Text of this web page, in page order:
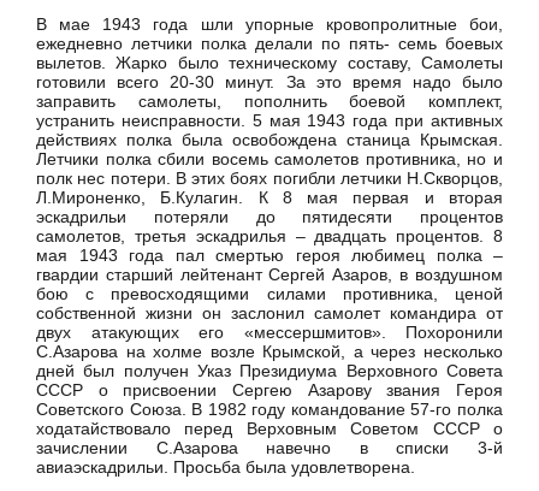
В мае 1943 года шли упорные кровопролитные бои,
ежедневно летчики полка делали по пять- семь боевых
вылетов. Жарко было техническому составу, Самолеты
готовили всего 20-30 минут. За это время надо было
заправить самолеты, пополнить боевой комплект,
устранить неисправности. 5 мая 1943 года при активных
действиях полка была освобождена станица Крымская.
Летчики полка сбили восемь самолетов противника, но и
полк нес потери. В этих боях погибли летчики Н.Скворцов,
Л.Мироненко, Б.Кулагин. К 8 мая первая и вторая
эскадрильи потеряли до пятидесяти процентов
самолетов, третья эскадрилья – двадцать процентов. 8
мая 1943 года пал смертью героя любимец полка –
гвардии старший лейтенант Сергей Азаров, в воздушном
бою с превосходящими силами противника, ценой
собственной жизни он заслонил самолет командира от
двух атакующих его «мессершмитов». Похоронили
С.Азарова на холме возле Крымской, а через несколько
дней был получен Указ Президиума Верховного Совета
СССР о присвоении Сергею Азарову звания Героя
Советского Союза. В 1982 году командование 57-го полка
ходатайствовало перед Верховным Советом СССР о
зачислении С.Азарова навечно в списки 3-й
авиаэскадрильи. Просьба была удовлетворена.